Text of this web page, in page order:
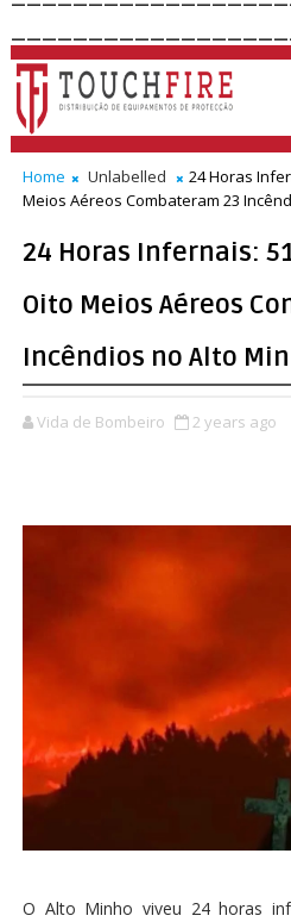
Home Unlabelled
24 Horas
Meios Aéreos Combateram 23
24 Horas Infernais:
Oito Meios Aéreos
Incêndios no Alto
Vida de Bombeiro 2 years ago
O Alto Minho viveu 24 horas